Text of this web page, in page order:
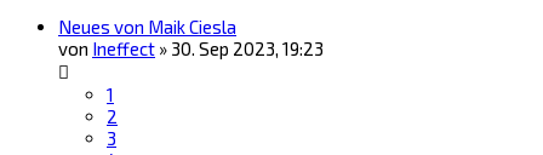
Neues von Maik Ciesla
von Ineffect » 30. Sep 2023, 19:23
1
2
3